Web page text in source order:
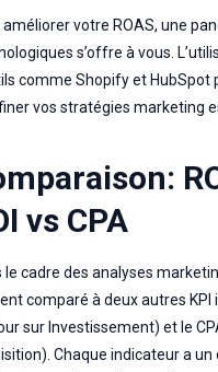
améliorer votre ROAS, une
s’offre à vous.
comme Shopify et
vos stratégies marketing
vs CPA
le cadre des analyses
comparé à deux autres KPI
sur Investissement) et le
Chaque indicateur a un